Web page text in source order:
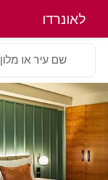
לאונרדו
שם עיר או מלון